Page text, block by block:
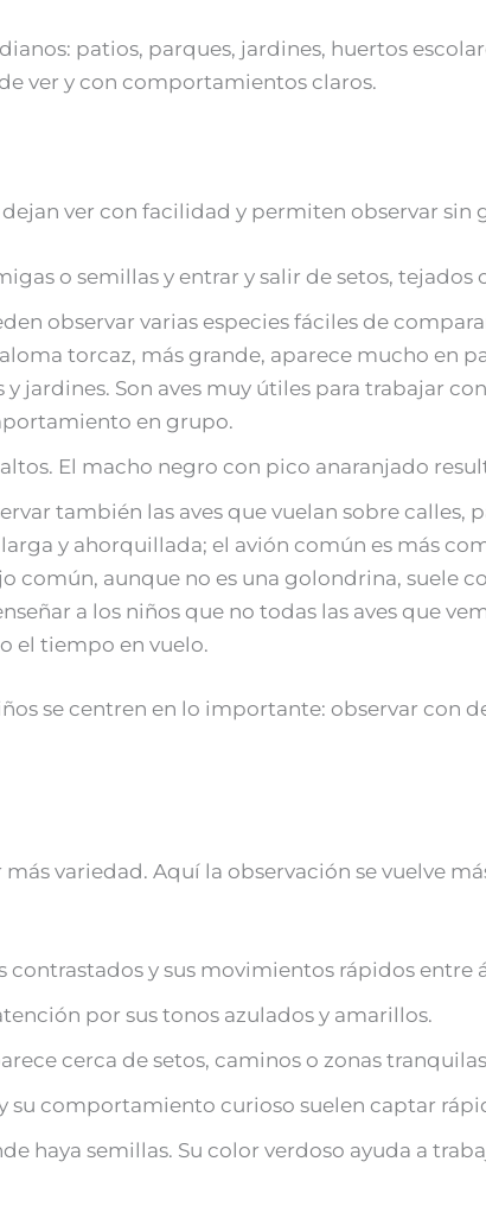
patios, parques, jardines, huertos
ver y con comportamientos claros.
ver con facilidad y permiten observar sin
o semillas y entrar y salir de setos, tejados
observar varias especies fáciles de
torcaz, más grande, aparece mucho en
jardines. Son aves muy útiles para trabajar
en grupo.
El macho negro con pico anaranjado
también las aves que vuelan sobre calles,
y ahorquillada; el avión común es más
común, aunque no es una golondrina, suele
a los niños que no todas las aves que
el tiempo en vuelo.
se centren en lo importante: observar con
variedad. Aquí la observación se vuelve
y sus movimientos rápidos entre
por sus tonos azulados y amarillos.
cerca de setos, caminos o zonas
su comportamiento curioso suelen captar
haya semillas. Su color verdoso ayuda a